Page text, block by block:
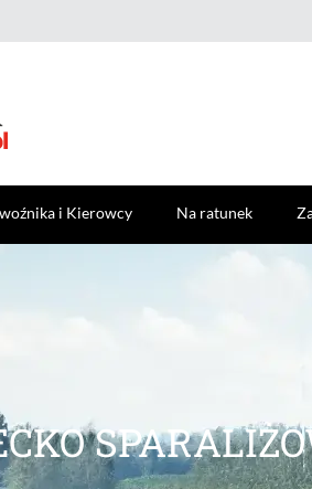
i Kierowcy Na ratunek